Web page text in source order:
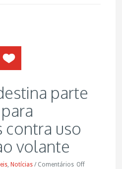
parte
contra uso
volante
, Notícias / Comentários Off